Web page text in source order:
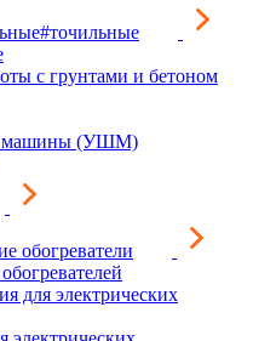
с грунтами и бетоном
машины (УШМ)
обогреватели
для электрических